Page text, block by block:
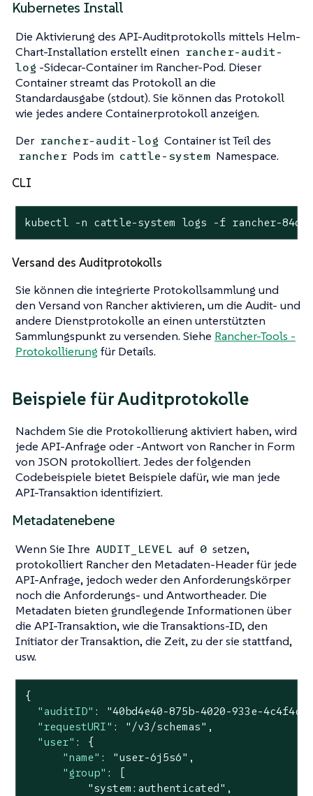
Kubernetes Install
Die Aktivierung des API-Auditprotokolls mittels Helm-
Chart-Installation erstellt einen rancher-audit-
log -Sidecar-Container im Rancher-Pod. Dieser
Container streamt das Protokoll an die
Standardausgabe (stdout). Sie können das Protokoll
wie jedes andere Containerprotokoll anzeigen.
Der rancher-audit-log Container ist Teil des
rancher Pods im cattle-system Namespace.
CLI
kubectl -n cattle-system logs -f rancher-
Versand des Auditprotokolls
Sie können die integrierte Protokollsammlung und
den Versand von Rancher aktivieren, um die Audit- und
andere Dienstprotokolle an einen unterstützten
Sammlungspunkt zu versenden. Siehe Rancher-Tools -
Protokollierung für Details.
Beispiele für Auditprotokolle
Nachdem Sie die Protokollierung aktiviert haben, wird
jede API-Anfrage oder -Antwort von Rancher in Form
von JSON protokolliert. Jedes der folgenden
Codebeispiele bietet Beispiele dafür, wie man jede
API-Transaktion identifiziert.
Metadatenebene
Wenn Sie Ihre AUDIT_LEVEL auf 0 setzen,
protokolliert Rancher den Metadaten-Header für jede
API-Anfrage, jedoch weder den Anforderungskörper
noch die Anforderungs- und Antwortheader. Die
Metadaten bieten grundlegende Informationen über
die API-Transaktion, wie die Transaktions-ID, den
Initiator der Transaktion, die Zeit, zu der sie stattfand,
usw.
{
"auditID" :
"40bd4e40-875b-4020-933e-
"requestURI" : "/v3/schemas" ,
"user" : {
"name" : "user-6j5s6" ,
"group" : [
"system:authenticated" ,